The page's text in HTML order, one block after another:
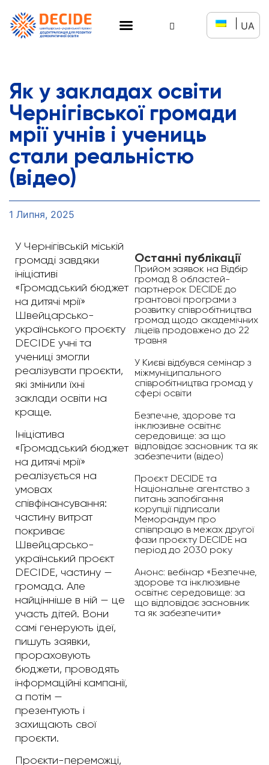
UA
Як у закладах освіти
Чернігівської громади
мрії учнів і учениць
стали реальністю
(відео)
1 Липня, 2025
У Чернігівській міській
громаді завдяки
ініціативі
«Громадський бюджет
на дитячі мрії»
Швейцарсько-
українського проєкту
DECIDE учні та
учениці змогли
реалізувати проєкти,
які змінили їхні
заклади освіти на
краще.
Ініціатива
«Громадський бюджет
на дитячі мрії»
реалізується на
умовах
співфінансування:
частину витрат
покриває
Швейцарсько-
український проєкт
DECIDE, частину —
громада. Але
найцінніше в ній — це
участь дітей. Вони
самі генерують ідеї,
пишуть заявки,
прораховують
бюджети, проводять
інформаційні кампанії,
а потім —
презентують і
захищають свої
проєкти.
Проєкти-переможці,
Останні публікації
Прийом заявок на Відбір
громад 8 областей-
партнерок DECIDE до
грантової програми з
розвитку співробітництва
громад щодо академічних
ліцеїв продовжено до 22
травня
У Києві відбувся семінар з
міжмуніципального
співробітництва громад у
сфері освіти
Безпечне, здорове та
інклюзивне освітнє
середовище: за що
відповідає засновник та як
забезпечити (відео)
Проєкт DECIDE та
Національне агентство з
питань запобігання
корупції підписали
Меморандум про
співпрацю в межах другої
фази проєкту DECIDE на
період до 2030 року
Анонс: вебінар «Безпечне,
здорове та інклюзивне
освітнє середовище: за
що відповідає засновник
та як забезпечити»